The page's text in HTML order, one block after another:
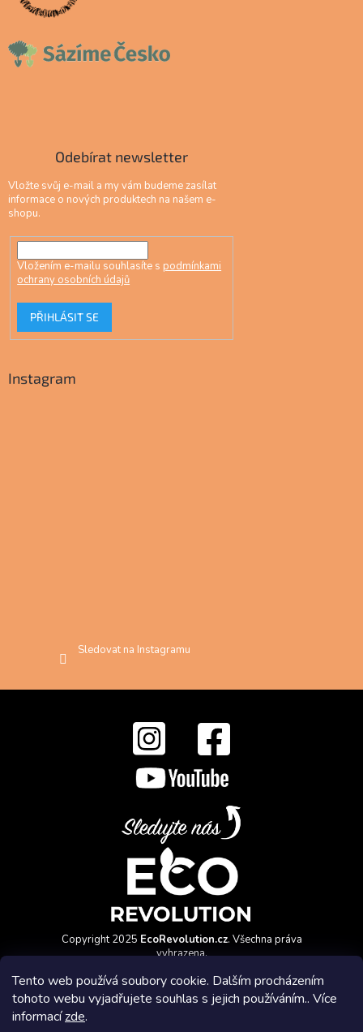
Tento web používá soubory cookie. Dalším procházením
tohoto webu vyjadřujete souhlas s jejich používáním.. Více
informacízde.
Odebírat newsletter
Vložte svůj e-mail a my vám budeme zasílat
informace o nových produktech na našem e-
shopu.
Vložením e-mailu souhlasíte s podmínkami
ochrany osobních údajů
PŘIHLÁSIT SE
Instagram
Sledovat na Instagramu
Copyright 2025 EcoRevolution.cz. Všechna práva
vyhrazena.